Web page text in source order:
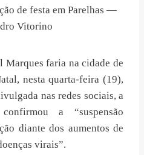
de festa em Parelhas —
Vitorino
Marques faria na cidade de
nesta quarta-feira (19),
nas redes sociais, a
a “suspensão
diante dos aumentos de
virais”.